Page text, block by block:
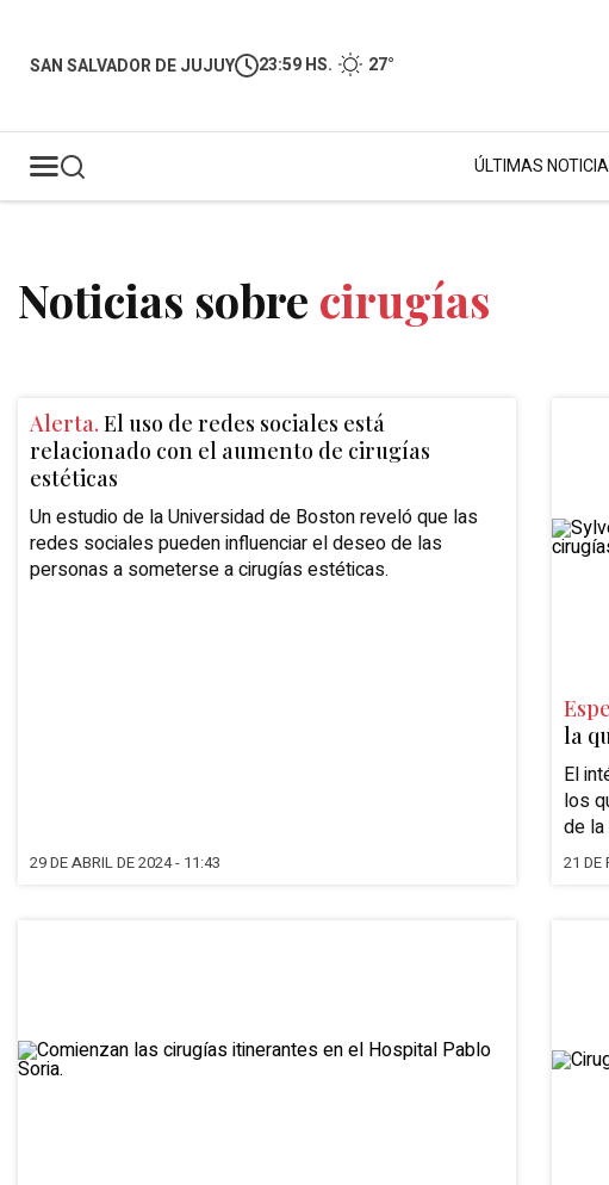
SAN SALVADOR DE JUJUY 23:59 HS. 27°
ÚLTIMAS
Noticias sobre cirugías
Alerta. El uso de redes sociales está
relacionado con el aumento de cirugías
estéticas
Un estudio de la Universidad de Boston reveló que las
redes sociales pueden influenciar el deseo de las
personas a someterse a cirugías estéticas.
29 DE ABRIL DE 2024 - 11:43
la
El
los
de
21 DE